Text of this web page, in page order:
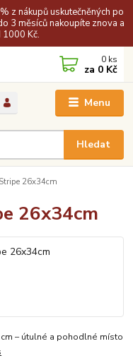
z nákupů uskutečněných po
3 měsíců nakoupíte znova a
Kč.
Menu
Hledat
0 ks
za 0 Kč
26x34cm
26x34cm
– útulné a pohodlné místo